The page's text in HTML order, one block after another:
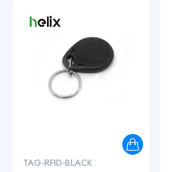
TAG-RFID-BLACK